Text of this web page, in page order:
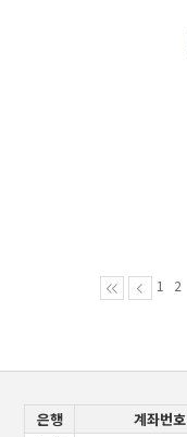
1 2
은행 계좌번호